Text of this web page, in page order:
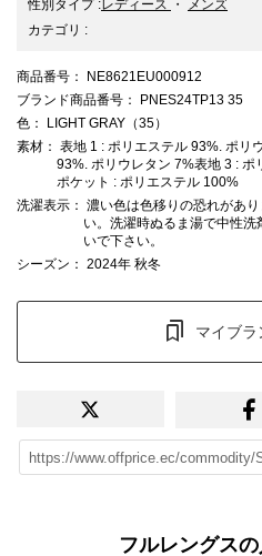
性別タイプ :レディース ・
メンズ
カテゴリ :
商品番号 ： NE8621EU000912
ブランド商品番号 ： PNES24TP13 35
色 ： LIGHT GRAY（35）
素材 ： 表地 1 : ポリエステル 93%. ポ
93%. ポリウレタン 7%表地 3 :
ポケット : ポリエステル 100%
洗濯表示 ： 濃い色は色移りの恐れがあ
い。洗濯時ぬるま湯で中性
いで下さい。
シーズン ： 2024年 秋冬
マイブ
フルレングス